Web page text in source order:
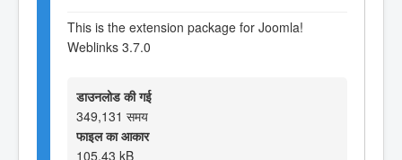
This is the extension package for Joomla!
Weblinks 3.7.0
डाउनलोड की गई
349,131 समय
फाइल का आकार
105.43 kB